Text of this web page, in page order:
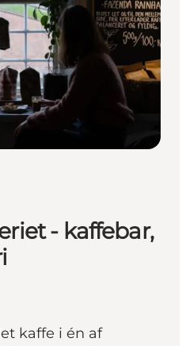
- kaffebar,
kaffe i én af